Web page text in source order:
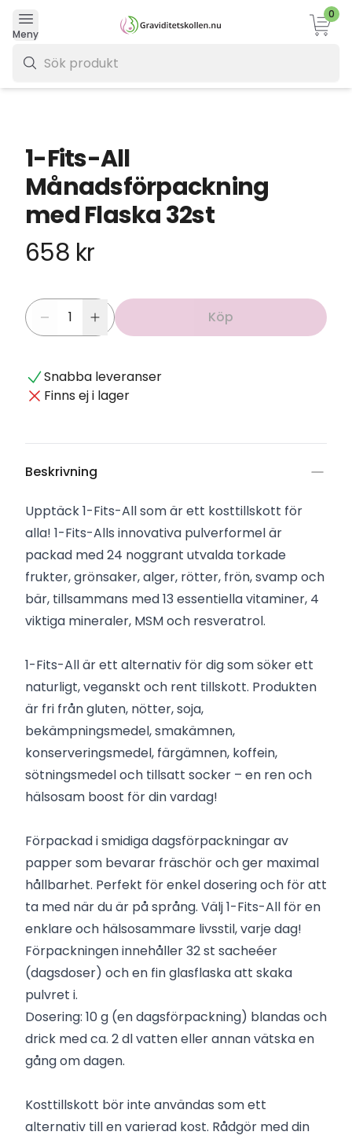
Meny
0
1-Fits-All
Månadsförpackning
med Flaska 32st
658 kr
Köp
Snabba leveranser
Finns ej i lager
Beskrivning
Upptäck 1-Fits-All som är ett kosttillskott för
alla! 1-Fits-Alls innovativa pulverformel är
packad med 24 noggrant utvalda torkade
frukter, grönsaker, alger, rötter, frön, svamp och
bär, tillsammans med 13 essentiella vitaminer, 4
viktiga mineraler, MSM och resveratrol.
1-Fits-All är ett alternativ för dig som söker ett
naturligt, veganskt och rent tillskott. Produkten
är fri från gluten, nötter, soja,
bekämpningsmedel, smakämnen,
konserveringsmedel, färgämnen, koffein,
sötningsmedel och tillsatt socker – en ren och
hälsosam boost för din vardag!
Förpackad i smidiga dagsförpackningar av
papper som bevarar fräschör och ger maximal
hållbarhet. Perfekt för enkel dosering och för att
ta med när du är på språng. Välj 1-Fits-All för en
enklare och hälsosammare livsstil, varje dag!
Förpackningen innehåller 32 st sacheéer
(dagsdoser) och en fin glasflaska att skaka
pulvret i.
Dosering: 10 g (en dagsförpackning) blandas och
drick med ca. 2 dl vatten eller annan vätska en
gång om dagen.
Kosttillskott bör inte användas som ett
alternativ till en varierad kost. Rådgör med din